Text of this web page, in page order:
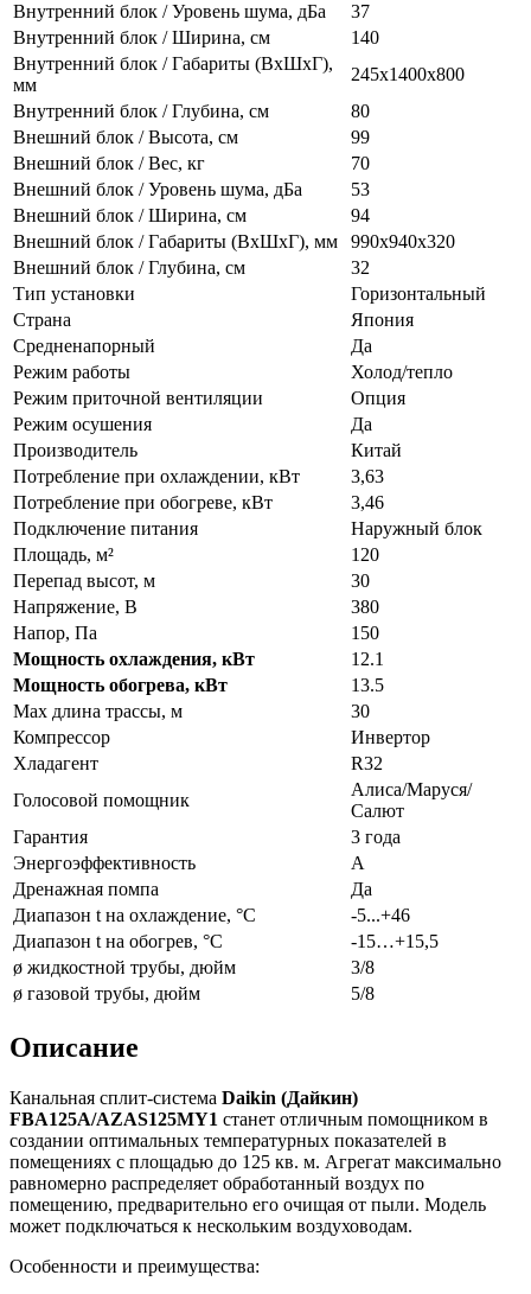
Внутренний блок / Уровень шума, дБа
37
Внутренний блок / Ширина, см
140
Внутренний блок / Габариты (ВхШхГ),
мм
245x1400x800
Внутренний блок / Глубина, см
80
Внешний блок / Высота, см
99
Внешний блок / Вес, кг
70
Внешний блок / Уровень шума, дБа
53
Внешний блок / Ширина, см
94
Внешний блок / Габариты (ВхШхГ), мм
990x940x320
Внешний блок / Глубина, см
32
Тип установки
Горизонтальный
Страна
Япония
Средненапорный
Да
Режим работы
Холод/тепло
Режим приточной вентиляции
Опция
Режим осушения
Да
Производитель
Китай
Потребление при охлаждении, кВт
3,63
Потребление при обогреве, кВт
3,46
Подключение питания
Наружный блок
Площадь, м²
120
Перепад высот, м
30
Напряжение, В
380
Напор, Па
150
Мощность охлаждения, кВт
12.1
Мощность обогрева, кВт
13.5
Max длина трассы, м
30
Компрессор
Инвертор
Хладагент
R32
Голосовой помощник
Алиса/Маруся/
Салют
Гарантия
3 года
Энергоэффективность
A
Дренажная помпа
Да
Диапазон t на охлаждение, °С
-5...+46
Диапазон t на обогрев, °С
-15…+15,5
ø жидкостной трубы, дюйм
3/8
ø газовой трубы, дюйм
5/8
Описание
Канальная сплит-система Daikin (Дайкин)
FBA125A/AZAS125MY1 станет отличным помощником в
создании оптимальных температурных показателей в
помещениях с площадью до 125 кв. м. Агрегат максимально
равномерно распределяет обработанный воздух по
помещению, предварительно его очищая от пыли. Модель
может подключаться к нескольким воздуховодам.
Особенности и преимущества: